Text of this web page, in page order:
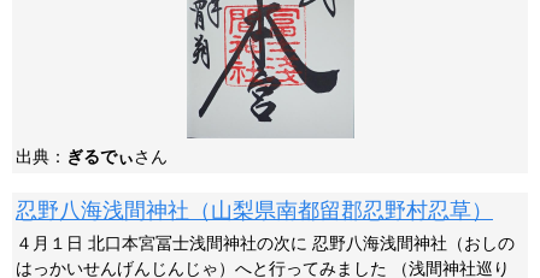
出典： ぎるでぃさん
忍野八海浅間神社（山梨県南都留郡忍野村忍草）
４月１日 北口本宮冨士浅間神社の次に 忍野八海浅間神社（おしの
はっかいせんげんじんじゃ）へと行ってみました （浅間神社巡り